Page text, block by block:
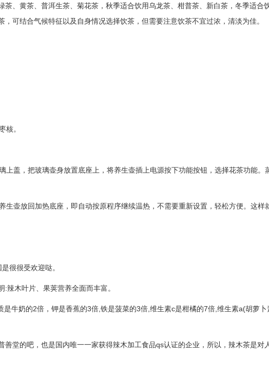
茶、黄茶、普洱生茶、菊花茶，秋季适合饮用乌龙茶、柑普茶、新白茶，冬季适合
可结合气候特征以及自身情况选择饮茶，但需要注意饮茶不宜过浓，清淡为佳。
核。
上盖，把玻璃壶身放置底座上，将养生壶插上电源按下功能按钮，选择花茶功能。
生壶放回加热底座，即自动按原程序继续温热，不需要重新设置，轻松方便。这样
很很受欢迎哒。
辣木叶片、果荚营养全面而丰富。
牛奶的2倍，钾是香蕉的3倍,铁是菠菜的3倍,维生素c是柑橘的7倍,维生素a(胡萝卜
善堂的吧，也是国内唯一一家获得辣木加工食品qs认证的企业，所以，辣木茶是对